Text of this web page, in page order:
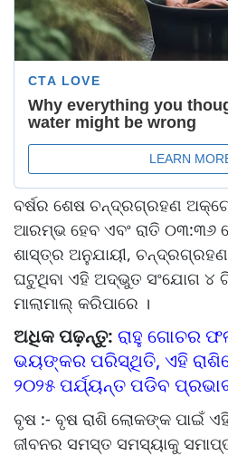
ବର୍ଷର ଶେଷ ଚନ୍ଦ୍ରଗ୍ରହଣ
ଆରମ୍ଭ ହେବ ଏବଂ ରାତି ୦୩:୩୬
ଶାସ୍ତ୍ର ଅନୁଯାୟୀ,
ଘଟୁଥିବା ଏହି ଅଦ୍ଭୁତ ସଂଯୋଗ ୪
ମାଲାମାଲ୍ କରିପାରେ ।
ଅଧିକ ପଢ଼ନ୍ତୁ: ରାହୁ ଗୋଚର
ଭୟଙ୍କର ପରିସ୍ଥିତି, ଏହି
୨୦୨୫ ପର୍ଯ୍ୟନ୍ତ ପଡିବ
ବୃଷ :- ବୃଷ ରାଶି ଲୋକଙ୍କ ପାଇଁ
ଜୀବନର ସମସ୍ତ ସମସ୍ୟାକୁ